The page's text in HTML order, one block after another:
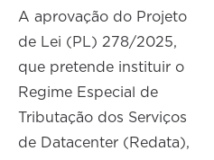
A aprovação do Projeto
de Lei (PL) 278/2025,
que pretende instituir o
Regime Especial de
Tributação dos Serviços
de Datacenter (Redata),